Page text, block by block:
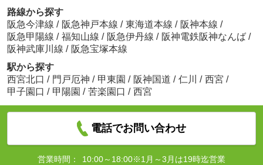
路線から探す
阪急今津線 / 阪急神戸本線 / 東海道本線 / 阪神本線 /
阪急甲陽線 / 福知山線 / 阪急伊丹線 / 阪神電鉄阪神なんば /
阪神武庫川線 / 阪急宝塚本線
駅から探す
西宮北口 / 門戸厄神 / 甲東園 / 阪神国道 / 仁川 / 西宮 /
甲子園口 / 甲陽園 / 苦楽園口 / 西宮
電話でお問い合わせ
営業時間：
10:00～18:00※1月～3月は19時迄営業